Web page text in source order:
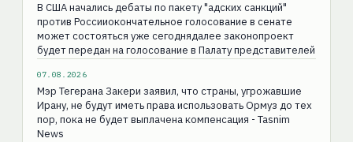
В США начались дебаты по пакету "адских санкций"
против Россииокончательное голосование в сенате
может состояться уже сегоднядалее законопроект
будет передан на голосование в Палату представителей
07.08.2026
Мэр Тегерана Закери заявил, что страны, угрожавшие
Ирану, не будут иметь права использовать Ормуз до тех
пор, пока не будет выплачена компенсация - Tasnim
News